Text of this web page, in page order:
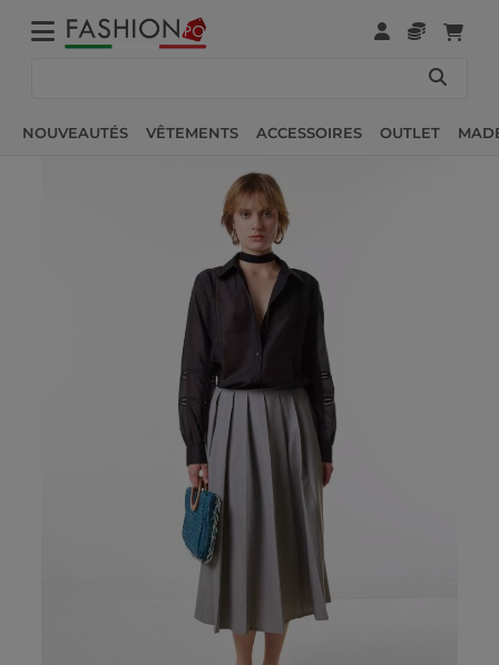
NOUVEAUTÉS VÊTEMENTS ACCESSOIRES OUTLET